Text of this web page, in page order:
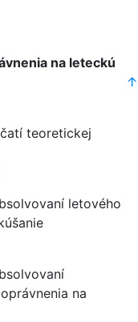
na leteckú
↑
teoretickej
letového
na